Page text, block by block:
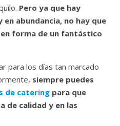
Pero ya que hay
abundancia, no hay que
forma de un fantástico
para los días tan marcado
siempre puedes
de catering para que
de calidad y en las